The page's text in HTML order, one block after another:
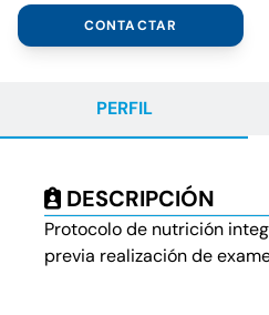
CONTACTAR
PERFIL
DESCRIPCIÓN
Protocolo de nutrición
previa realización de